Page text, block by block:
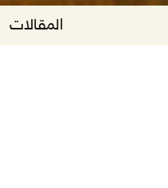
انتقل
إلى
المقالات